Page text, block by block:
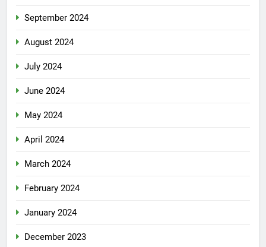
September 2024
August 2024
July 2024
June 2024
May 2024
April 2024
March 2024
February 2024
January 2024
December 2023